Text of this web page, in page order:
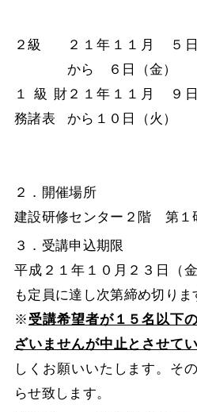
２級
２１年１１月 ５日
から ６日（金）
１級財
務諸表
２１年１１月 ９日
から１０日（火）
２．開催場所
建設研修センター２階 第１
３．受講申込期限
平成２１年１０月２３日（
も定員に達し次第締め切りま
※ 受講希望者が１５名以下
ざいませんが中止とさせて
しくお願いいたします。そ
らせ致します。